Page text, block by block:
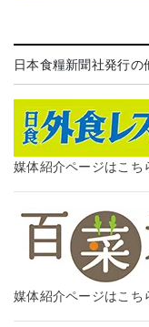
日本食糧新聞社発行の
媒体紹介ページはこち
媒体紹介ページはこち